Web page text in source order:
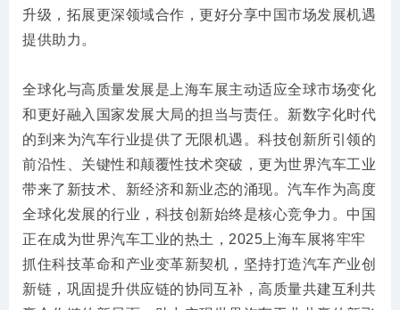
升级，拓展更深领域合作，更好分享中国市场发展机遇
提供助力。
全球化与高质量发展是上海车展主动适应全球市场变化
和更好融入国家发展大局的担当与责任。新数字化时代
的到来为汽车行业提供了无限机遇。科技创新所引领的
前沿性、关键性和颠覆性技术突破，更为世界汽车工业
带来了新技术、新经济和新业态的涌现。汽车作为高度
全球化发展的行业，科技创新始终是核心竞争力。中国
正在成为世界汽车工业的热土，2025上海车展将牢牢
抓住科技革命和产业变革新契机，坚持打造汽车产业创
新链，巩固提升供应链的协同互补，高质量共建互利共